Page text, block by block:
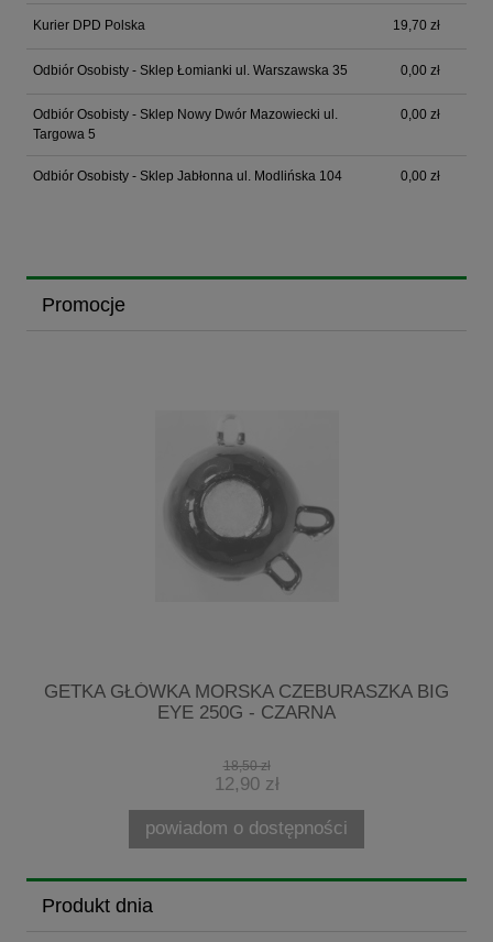
Kurier DPD Polska 19,70 zł
Odbiór Osobisty - Sklep Łomianki ul. Warszawska 35 0,00 zł
Odbiór Osobisty - Sklep Nowy Dwór Mazowiecki ul.
Targowa 5
0,00 zł
Odbiór Osobisty - Sklep Jabłonna ul. Modlińska 104 0,00 zł
Promocje
GETKA GŁÓWKA MORSKA CZEBURASZKA BIG
EYE 250G - CZARNA
18,50 zł
12,90 zł
powiadom o dostępności
Produkt dnia